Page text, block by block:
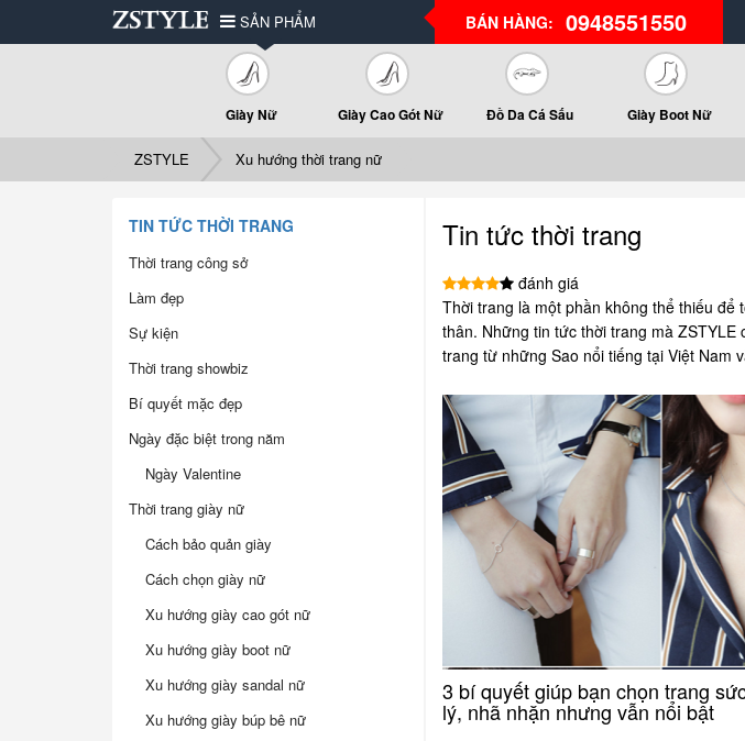
SẢN PHẨM BÁN HÀNG: 0948551550
Giày Nữ Giày Cao Gót Nữ Đồ Da Cá Sấu Giày Boot Nữ
ZSTYLE Xu hướng thời trang nữ
TIN TỨC THỜI TRANG
Thời trang công sở
Làm đẹp
Sự kiện
Thời trang showbiz
Bí quyết mặc đẹp
Ngày đặc biệt trong năm
Ngày Valentine
Thời trang giày nữ
Cách bảo quản giày
Cách chọn giày nữ
Xu hướng giày cao gót nữ
Xu hướng giày boot nữ
Xu hướng giày sandal nữ
Xu hướng giày búp bê nữ
Tin tức thời trang
đánh giá
Thời trang là một phần không thể thiếu
thân. Những tin tức thời trang mà
trang từ những Sao nổi tiếng tại Việt Nam
3 bí quyết giúp bạn chọn trang
lý, nhã nhặn nhưng vẫn nổi bật